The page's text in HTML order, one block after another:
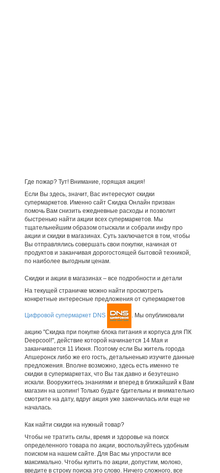
Где пожар? Тут! Внимание, горящая акция!
Если Вы здесь, значит, Вас интересуют скидки
супермаркетов. Именно сайт Скидка Онлайн призван
помочь Вам снизить ежедневные расходы и позволит
быстренько найти акции всех супермаркетов. Мы
тщательнейшим образом отыскали и собрали инфу про
акции и скидки в магазинах. Суть заключается в том, чтобы
Вы отправлялись совершать свои покупки, начиная от
продуктов и заканчивая дорогостоящей бытовой техникой,
по наиболее выгодным ценам.
Скидки и акции в магазинах – все подробности и детали
На текущей страничке можно найти просмотреть
конкретные интересные предложения от супермаркетов
Цифровой супермаркет DNS . Мы опубликовали
акцию "Скидка при покупке блока питания и корпуса для ПК
Deepcool!", действие которой начинается 14 Мая и
заканчивается 11 Июня. Поэтому если Вы житель города
Апшеронск либо же его гость, детальненько изучите данные
предложения. Вполне возможно, здесь есть именно те
скидки в супермаркетах, что Вы так давно и безутешно
искали. Вооружитесь знаниями и вперед в ближайший к Вам
магазин на шопинг! Только будьте бдительны и внимательно
смотрите на дату, вдруг акция уже закончилась или еще не
началась.
Как найти скидки на нужный товар?
Чтобы не тратить силы, время и здоровье на поиск
определенного товара по акции, воспользуйтесь удобным
поиском на нашем сайте. Для Вас мы упростили все
максимально. Чтобы купить по акции, допустим, молоко,
введите в строку поиска это слово. Ничего сложного, все